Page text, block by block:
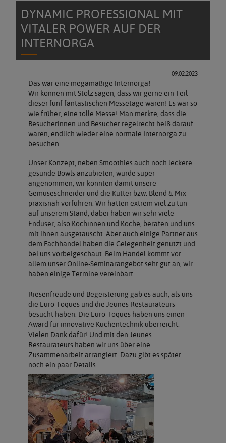
DYNAMIC PROFESSIONAL MIT
VITALER POWER AUF DER
INTERNORGA
09.02.2023
Das war eine megamäßige Internorga!
Wir können mit Stolz sagen, dass wir gerne ein Teil
dieser fünf fantastischen Messetage waren! Es war so
wie früher, eine tolle Messe! Man merkte, dass die
Besucherinnen und Besucher regelrecht heiß darauf
waren, endlich wieder eine normale Internorga zu
besuchen.
Unser Konzept, neben Smoothies auch noch leckere
gesunde Bowls anzubieten, wurde super
angenommen, wir konnten damit unsere
Gemüseschneider und die Kutter bzw. Blend & Mix
praxisnah vorführen. Wir hatten extrem viel zu tun
auf unserem Stand, dabei haben wir sehr viele
Enduser, also Köchinnen und Köche, beraten und uns
mit ihnen ausgetauscht. Aber auch einige Partner aus
dem Fachhandel haben die Gelegenheit genutzt und
bei uns vorbeigeschaut. Beim Handel kommt vor
allem unser Online-Seminarangebot sehr gut an, wir
haben einige Termine vereinbart.
Riesenfreude und Begeisterung gab es auch, als uns
die Euro-Toques und die Jeunes Restaurateurs
besucht haben. Die Euro-Toques haben uns einen
Award für innovative Küchentechnik überreicht.
Vielen Dank dafür! Und mit den Jeunes
Restaurateurs haben wir uns über eine
Zusammenarbeit arrangiert. Dazu gibt es später
noch ein paar Details.